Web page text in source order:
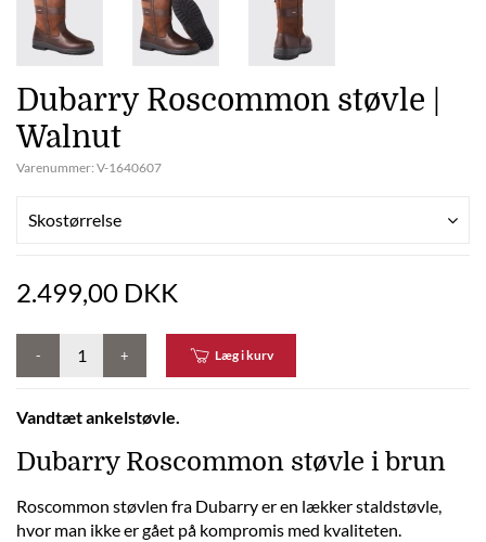
Dubarry Roscommon støvle |
Walnut
Varenummer: V-1640607
Skostørrelse
2.499,00 DKK
- + Læg i kurv
Vandtæt ankelstøvle.
Dubarry Roscommon støvle i brun
Roscommon støvlen fra Dubarry er en lækker staldstøvle,
hvor man ikke er gået på kompromis med kvaliteten.